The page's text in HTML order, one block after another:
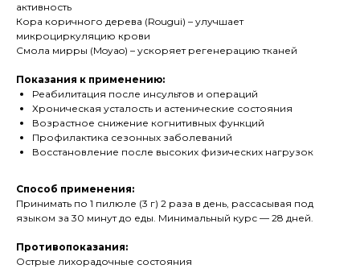
активность
Кора коричного дерева (Rougui) – улучшает
микроциркуляцию крови
Смола мирры (Moyao) – ускоряет регенерацию тканей
Показания к применению:
Реабилитация после инсультов и операций
Хроническая усталость и астенические состояния
Возрастное снижение когнитивных функций
Профилактика сезонных заболеваний
Восстановление после высоких физических нагрузок
Способ применения:
Принимать по 1 пилюле (3 г) 2 раза в день, рассасывая под
языком за 30 минут до еды. Минимальный курс — 28 дней.
Противопоказания:
Острые лихорадочные состояния